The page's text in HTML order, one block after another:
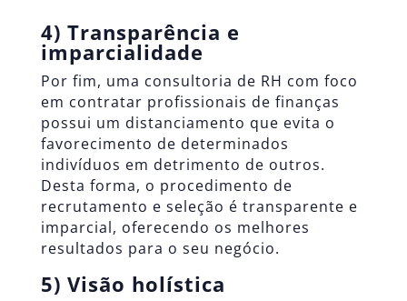
4) Transparência e
imparcialidade
Por fim, uma consultoria de RH com foco
em contratar profissionais de finanças
possui um distanciamento que evita o
favorecimento de determinados
indivíduos em detrimento de outros.
Desta forma, o procedimento de
recrutamento e seleção é transparente e
imparcial, oferecendo os melhores
resultados para o seu negócio.
5) Visão holística